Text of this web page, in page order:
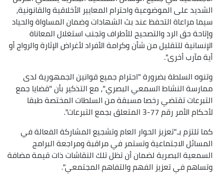
الشديد على الموضوعية واحترام المعايير الأخلاقية والقانونية،
سيما مراعاة التحفظ عند بث الشهادات وضمان المساواة والحياد
وإتاحة حق الرد والتصحيح للأطراف وتجنب استغلال المعاناة
الإنسانية للتقليل من شأن وكرامة الأفراد لأغراض الإثارة والرواج أو
أية مآرب أخرى".
وتنوه السلطة بضرورة "احترام جميع قوانين الجمهورية لدى
ممارسة النشاط السمعي البصري"، مع التذكير بأن "قضايا جمع
التبرعات تقتضي رخصا مسبقة من السلطات المختصة طبقا
لأحكام الأمر رقم 77-3 المتعلق بجمع التبرعات".
كما تلتزم بـ"تعزيز الحوار العام وتشجيع المشاركة الفعالة في
المسائل الاجتماعية وتستمر في مراقبة ومراجعة البرامج
السمعية البصرية لضمان أن تظل تلك النقاشات ذات قيمة مضافة
وتساهم في تعزيز الفهم والتفاهم المجتمعي".